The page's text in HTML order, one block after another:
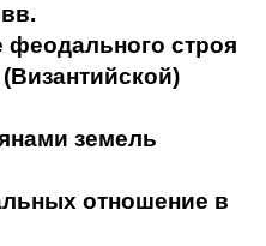
феодального строя
земель
отношение в